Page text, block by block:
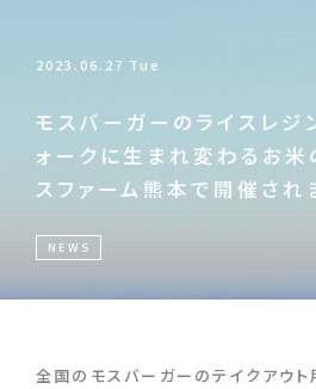
2023.06.27 Tue
モスバーガーのライスレジ
ォークに生まれ変わるお米
スファーム熊本で開催され
NEWS
全国のモスバーガーのテイクアウト